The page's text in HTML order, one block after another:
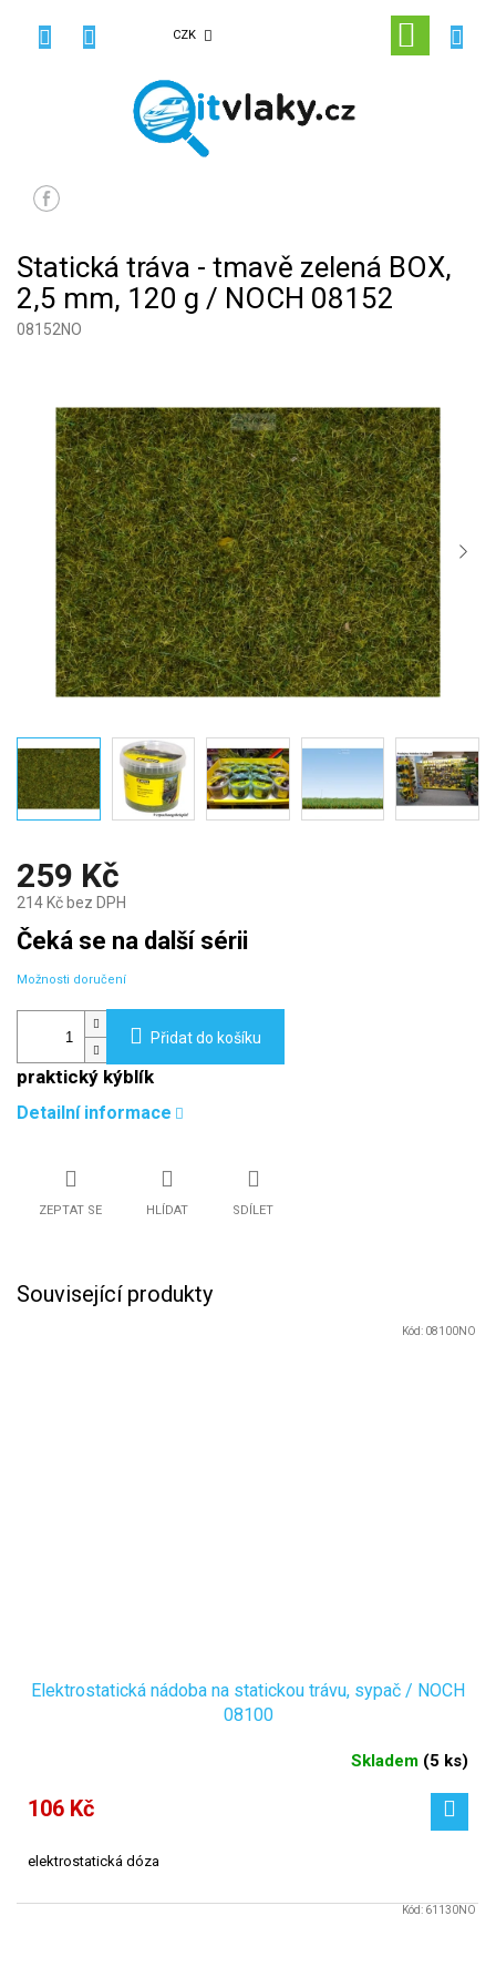
CZK
KOŠÍK
Statická tráva - tmavě zelená BOX,
2,5 mm, 120 g / NOCH 08152
08152NO
259 Kč
214 Kč bez DPH
Měrná
cena:
Čeká se na další sérii
Možnosti doručení
Přidat do košíku
praktický kýblík
Detailní informace
ZEPTAT SE HLÍDAT SDÍLET
Související produkty
Elektrostatická nádoba na statickou trávu, sypač / NOCH
08100
Skladem (5 ks)
106 Kč
elektrostatická dóza
Kód: 08100NO
Kód: 61130NO